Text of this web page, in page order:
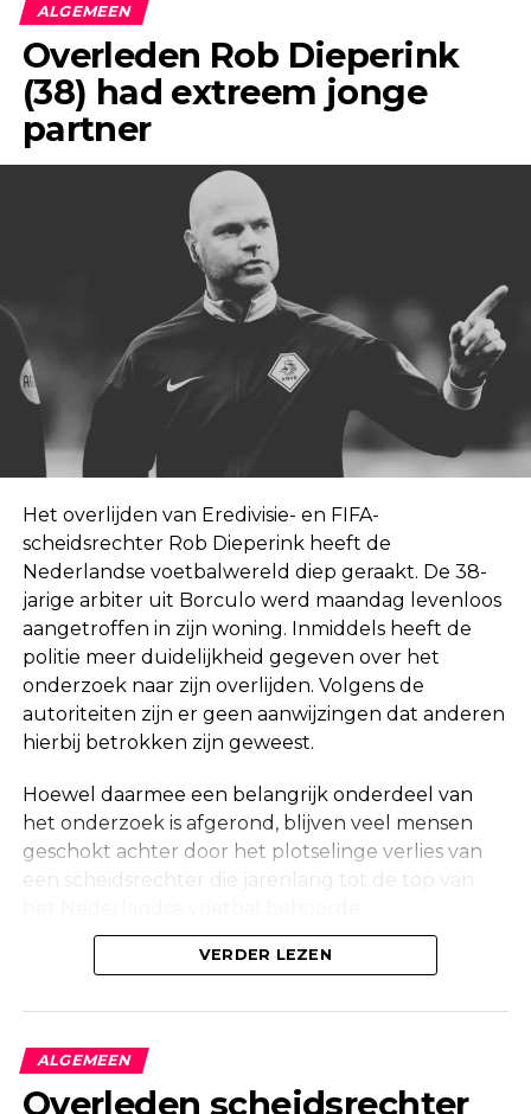
ALGEMEEN
Overleden Rob Dieperink
(38) had extreem jonge
partner
Het overlijden van Eredivisie- en FIFA-
scheidsrechter Rob Dieperink heeft de
Nederlandse voetbalwereld diep geraakt. De 38-
jarige arbiter uit Borculo werd maandag levenloos
aangetroffen in zijn woning. Inmiddels heeft de
politie meer duidelijkheid gegeven over het
onderzoek naar zijn overlijden. Volgens de
autoriteiten zijn er geen aanwijzingen dat anderen
hierbij betrokken zijn geweest.
Hoewel daarmee een belangrijk onderdeel van
het onderzoek is afgerond, blijven veel mensen
geschokt achter door het plotselinge verlies van
een scheidsrechter die jarenlang tot de top van
Onderzoek na vondst in woning
Maandag werd in een woning aan de Korte
Molenstraat in Borculo een overleden persoon
aangetroffen. Kort daarna bevestigde de politie
dat er onderzoek werd gedaan naar de
VERDER LEZEN
ALGEMEEN
Overleden scheidsrechter